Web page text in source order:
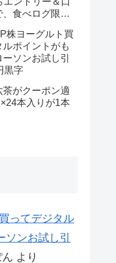
、食べログ限定
る株ヨーグルト買
ルポイントがも
ソンお試し引
黒字
茶がクーポン適
本入りが1本
ってデジタル
ンお試し引
ん より